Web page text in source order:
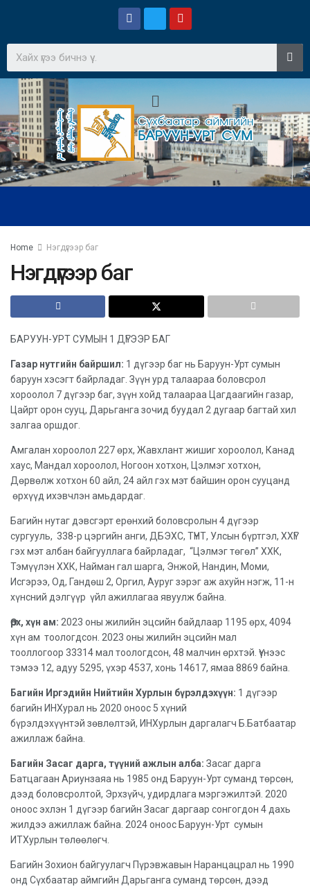
Home Нэгдүгээр баг
Нэгдүгээр баг
БАРУУН-УРТ СУМЫН 1 ДҮГЭЭР БАГ
Газар нутгийн байршил: 1 дүгээр баг нь Баруун-Урт сумын
баруун хэсэгт байрладаг. Зүүн урд талаараа боловсрол
хороолол 7 дүгээр баг, зүүн хойд талаараа Цагдаагийн газар,
Цайрт орон сууц, Дарьганга зочид буудал 2 дугаар багтай хил
залгаа оршдог.
Амгалан хороолол 227 өрх, Жавхлант жишиг хороолол, Канад
хаус, Мандал хороолол, Ногоон хотхон, Цэлмэг хотхон,
Дөрвөлж хотхон 60 айл, 24 айл гэх мэт байшин орон сууцанд
өрхүүд ихэвчлэн амьдардаг.
Багийн нутаг дэвсгэрт ерөнхий боловсролын 4 дүгээр
сургууль, 338-р цэргийн анги, ДБЭХС, ТҮНТ, Улсын бүртгэл, ХХҮГ
гэх мэт албан байгууллага байрладаг, “Цэлмэг төгөл” ХХК,
Тэмүүлэн ХХК, Найман гал шарга, Энжой, Нандин, Моми,
Исгэрээ, Од, Гандөш 2, Оргил, Ауруг зэрэг аж ахуйн нэгж, 11-н
хүнсний дэлгүүр үйл ажиллагаа явуулж байна.
Өрх, хүн ам: 2023 оны жилийн эцсийн байдлаар 1195 өрх, 4094
хүн ам тоологдсон. 2023 оны жилийн эцсийн мал
тооллогоор 33314 мал тоологдсон, 48 малчин өрхтэй. Үүнээс
тэмээ 12, адуу 5295, үхэр 4537, хонь 14617, ямаа 8869 байна.
Багийн Иргэдийн Нийтийн Хурлын бүрэлдэхүүн: 1 дүгээр
багийн ИНХурал нь 2020 оноос 5 хүний
бүрэлдэхүүнтэй зөвлөлтэй, ИНХурлын даргалагч Б.Батбаатар
ажиллаж байна.
Багийн Засаг дарга, түүний ажлын алба: Засаг дарга
Батцагаан Ариунзаяа нь 1985 онд Баруун-Урт суманд төрсөн,
дээд боловсролтой, Эрхзүйч, удирдлага мэргэжилтэй. 2020
оноос эхлэн 1 дүгээр багийн Засаг даргаар сонгогдон 4 дахь
жилдээ ажиллаж байна. 2024 оноос Баруун-Урт сумын
ИТХурлын төлөөлөгч.
Багийн Зохион байгуулагч Пүрэвжавын Наранцацрал нь 1990
онд Сүхбаатар аймгийн Дарьганга суманд төрсөн, дээд